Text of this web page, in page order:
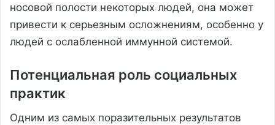
носовой полости некоторых людей, она может
привести к серьезным осложнениям, особенно у
людей с ослабленной иммунной системой.
Потенциальная роль социальных
практик
Одним из самых поразительных результатов